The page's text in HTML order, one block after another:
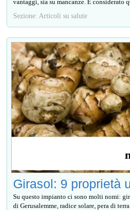
vantaggi, sia su mancanze. È considerato
Sezione: Articoli su salute
Girasol: 9 proprietà
Su questo impianto ci sono molti nomi:
di Gerusalemme, radice solare, pera di